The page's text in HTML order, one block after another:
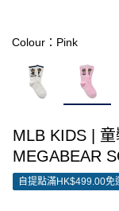
Colour：Pink
MLB KIDS |
MEGABEAR
自提點滿HK$499.00免